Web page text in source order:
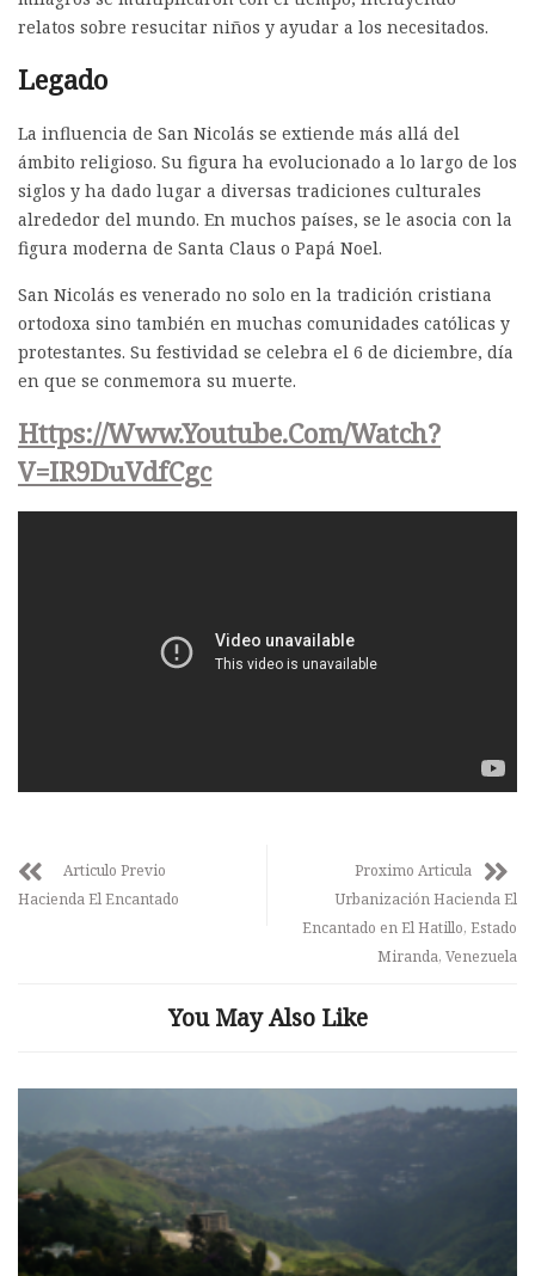
relatos sobre resucitar niños y ayudar a los necesitados.
Legado
La influencia de San Nicolás se extiende más allá del
ámbito religioso. Su figura ha evolucionado a lo largo de los
siglos y ha dado lugar a diversas tradiciones culturales
alrededor del mundo. En muchos países, se le asocia con la
figura moderna de Santa Claus o Papá Noel.
San Nicolás es venerado no solo en la tradición cristiana
ortodoxa sino también en muchas comunidades católicas y
protestantes. Su festividad se celebra el 6 de diciembre, día
en que se conmemora su muerte.
Https://www.youtube.com/watch?
V=iR9DuVdfCgc
Articulo Previo
Hacienda El Encantado
Proximo Articula
Urbanización Hacienda El
Encantado en El Hatillo, Estado
Miranda, Venezuela
You May Also Like